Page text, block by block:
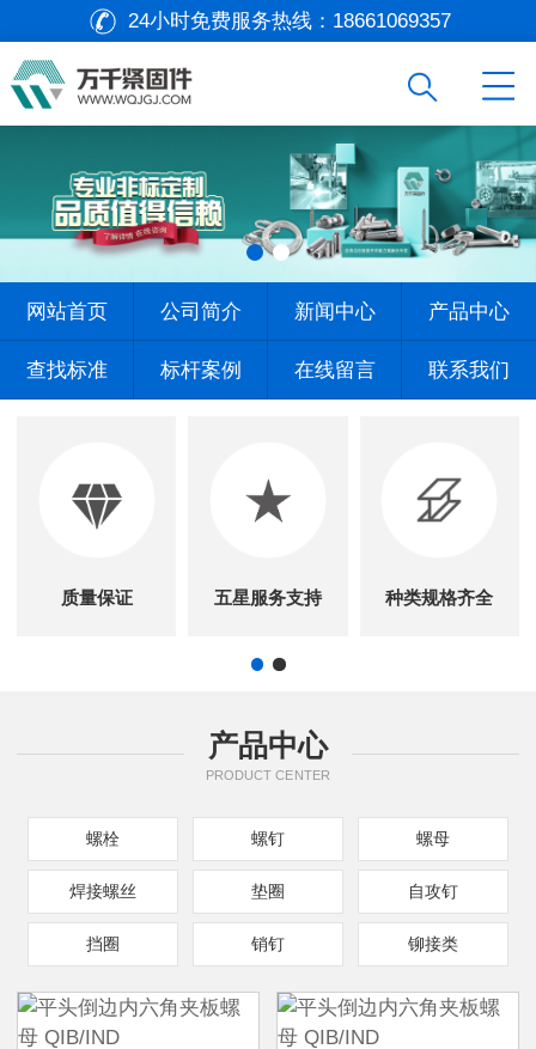
24小时免费服务热线： 18661069357
网站首页 公司简介 新闻中心 产品中心
查找标准 标杆案例 在线留言 联系我们
质量保证 五星服务支持 种类规格齐全
产品中心
PRODUCT CENTER
螺栓 螺钉 螺母
焊接螺丝 垫圈 自攻钉
挡圈 销钉 铆接类